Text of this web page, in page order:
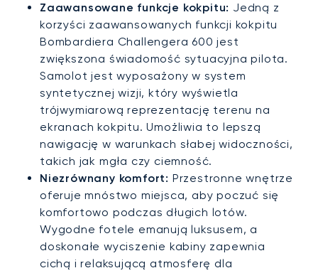
Zaawansowane funkcje kokpitu: Jedną z
korzyści zaawansowanych funkcji kokpitu
Bombardiera Challengera 600 jest
zwiększona świadomość sytuacyjna pilota.
Samolot jest wyposażony w system
syntetycznej wizji, który wyświetla
trójwymiarową reprezentację terenu na
ekranach kokpitu. Umożliwia to lepszą
nawigację w warunkach słabej widoczności,
takich jak mgła czy ciemność.
Niezrównany komfort: Przestronne wnętrze
oferuje mnóstwo miejsca, aby poczuć się
komfortowo podczas długich lotów.
Wygodne fotele emanują luksusem, a
doskonałe wyciszenie kabiny zapewnia
cichą i relaksującą atmosferę dla